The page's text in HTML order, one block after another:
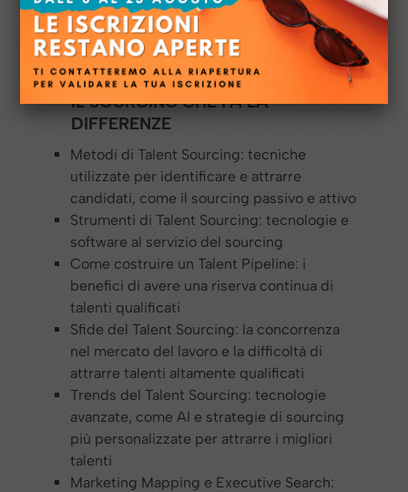
differenze
Lezione 14
TECH, TRENDS & TALENT PIPELINE:
IL SOURCING CHE FA LA
DIFFERENZE
Metodi di Talent Sourcing: tecniche
utilizzate per identificare e attrarre
candidati, come il sourcing passivo e attivo
Strumenti di Talent Sourcing: tecnologie e
software al servizio del sourcing
Come costruire un Talent Pipeline: i
benefici di avere una riserva continua di
talenti qualificati
Sfide del Talent Sourcing: la concorrenza
nel mercato del lavoro e la difficoltà di
attrarre talenti altamente qualificati
Trends del Talent Sourcing: tecnologie
avanzate, come AI e strategie di sourcing
più personalizzate per attrarre i migliori
talenti
Marketing Mapping e Executive Search: